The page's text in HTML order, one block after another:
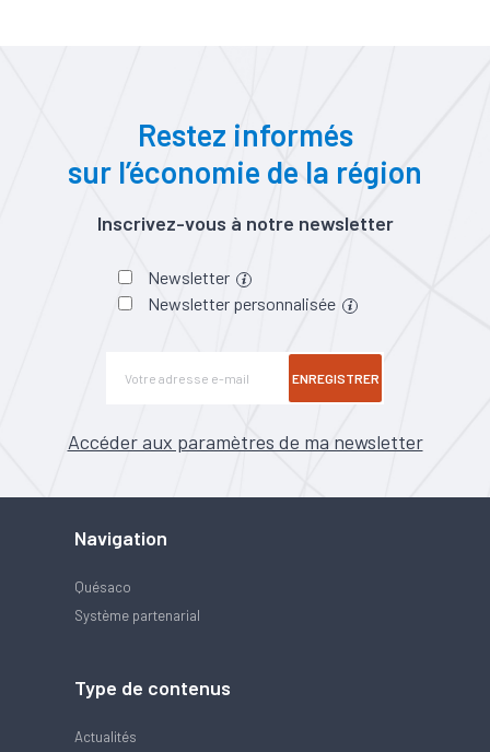
Restez informés
sur l’économie de la région
Inscrivez-vous à notre newsletter
Newsletter
Newsletter personnalisée
ENREGISTRER
Accéder aux paramètres de ma newsletter
Navigation
Quésaco
Système partenarial
Type de contenus
Actualités